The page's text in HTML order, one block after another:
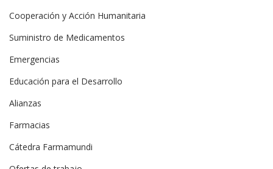
Cooperación y Acción Humanitaria
Suministro de Medicamentos
Emergencias
Educación para el Desarrollo
Alianzas
Farmacias
Cátedra Farmamundi